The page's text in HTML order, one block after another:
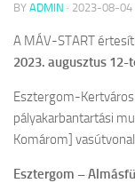
BY ADMIN · 2023-08-04
A MÁV-START
2023. augusztus
Esztergom-
pályakarbantartási
Komárom]
Esztergom –